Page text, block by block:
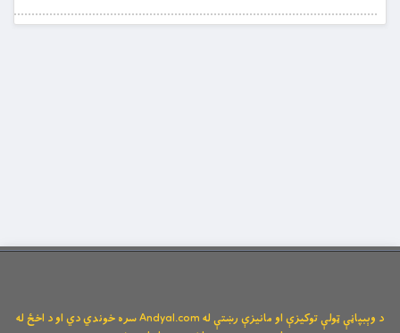
د وېبپاڼې ټولې توکیزې او مانیزې رښتې له Andyal.com سره خوندي دي او د اخځ له